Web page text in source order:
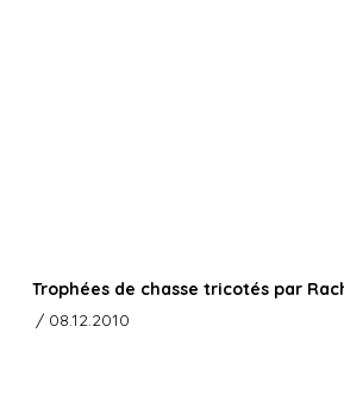
Trophées de chasse tricotés par
/ 08.12.2010